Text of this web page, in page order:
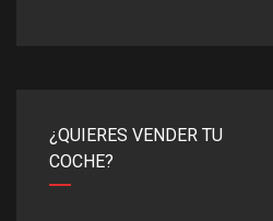
¿QUIERES VENDER TU
COCHE?